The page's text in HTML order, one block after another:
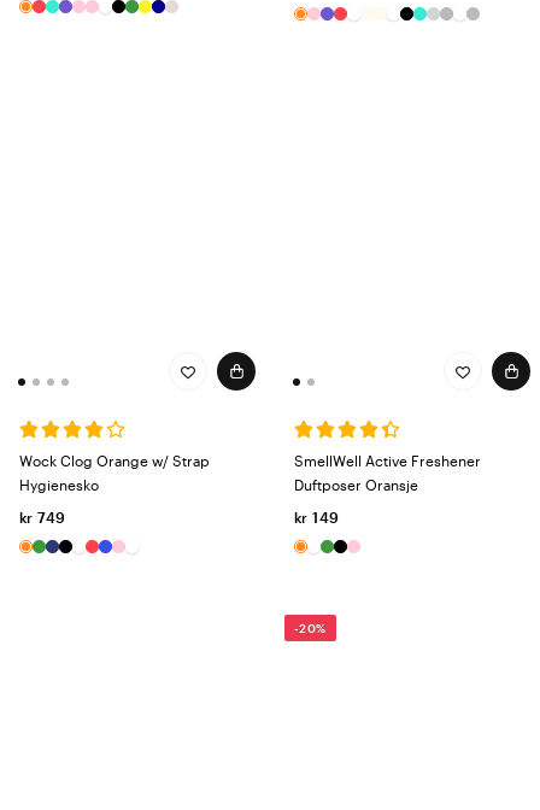
Wock Clog Orange w/ Strap
Hygienesko
kr 749
SmellWell Active Freshener
Duftposer Oransje
kr 149
-20%